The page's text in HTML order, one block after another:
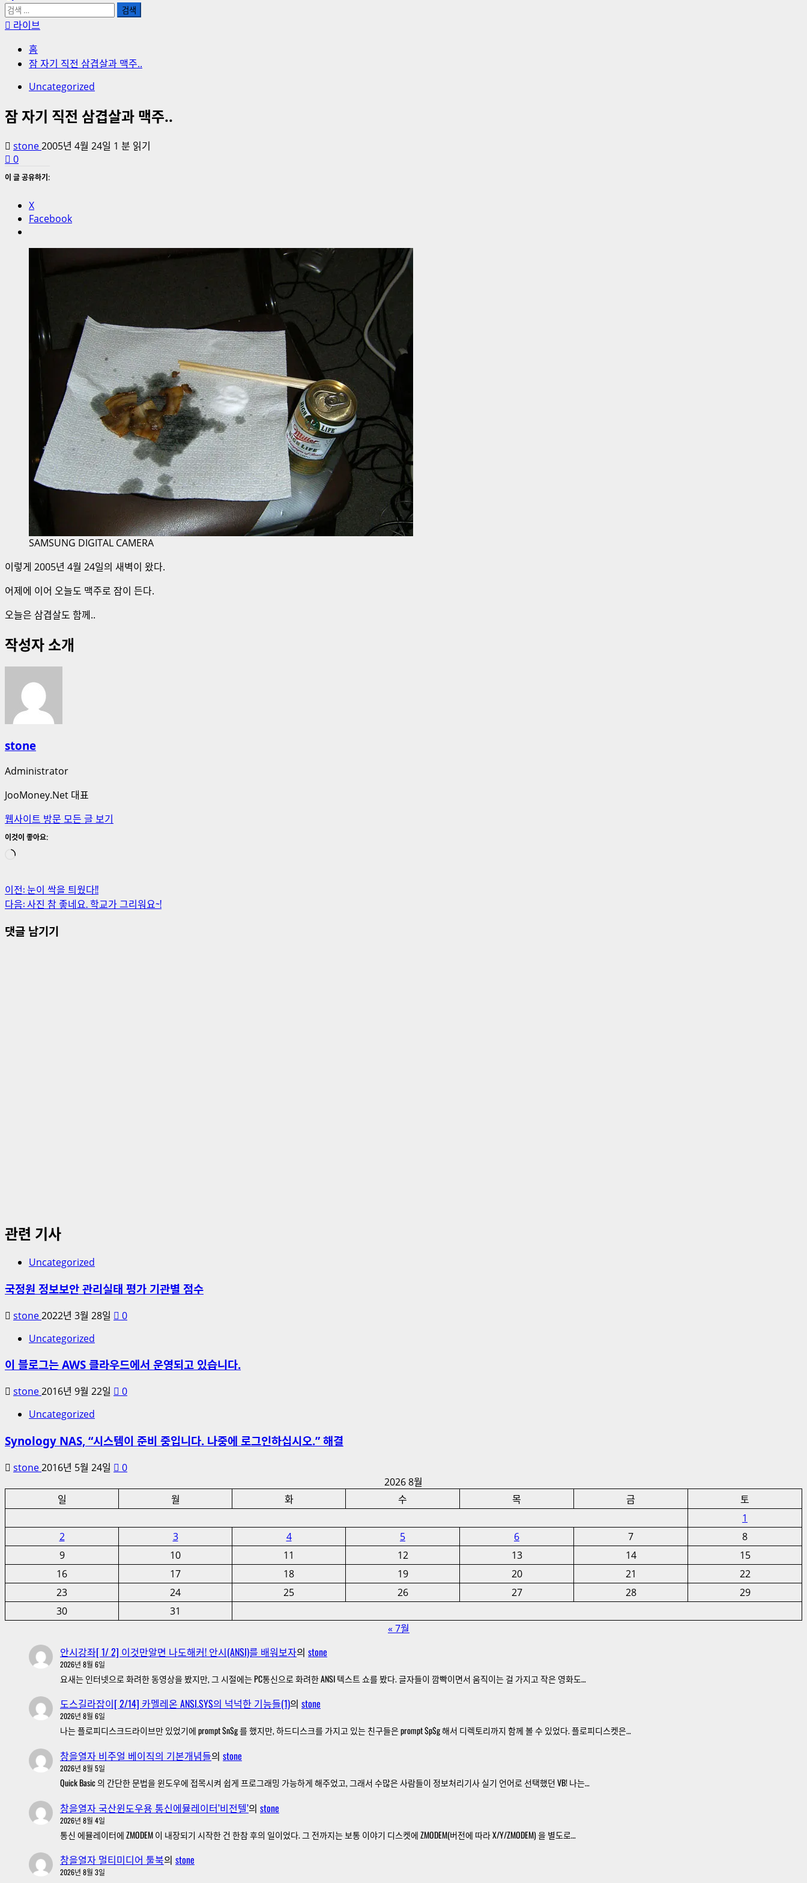
검
색:라이브
홈
잠 자기 직전 삼겹살과 맥주..
Uncategorized
잠 자기 직전 삼겹살과 맥주..
stone2005년 4월 24일 1 분 읽기
0
이 글 공유하기:
X
Facebook
SAMSUNG DIGITAL CAMERA
이렇게 2005년 4월 24일의 새벽이 왔다.
어제에 이어 오늘도 맥주로 잠이 든다.
오늘은 삼겹살도 함께..
작성자 소개
stone
Administrator
JooMoney.Net 대표
웹사이트 방문 모든 글 보기
이것이 좋아요:
로
중...
게
시
물
이전:눈이 싹을 틔웠다!!
다음:사진 참 좋네요. 학교가 그리워요~!
댓글 남기기
관련 기사
Uncategorized
국정원 정보보안 관리실태 평가 기관별 점수
stone2022년 3월 28일
0
Uncategorized
이 블로그는 AWS 클라우드에서 운영되고 있습니다.
stone2016년 9월 22일
0
Uncategorized
Synology NAS, “시스템이 준비 중입니다. 나중에 로그인하십시오.” 해결
stone2016년 5월 24일
0
2026 8월
일
월 화 수 목 금
토
1
2
3 4 5 6 7
8
9
10 11 12 13 14
15
16
17 18 19 20 21
22
23
24 25 26 27 28
29
30
31
« 7월
안시강좌[ 1/ 2] 이것만알면 나도해커! 안시(ANSI)를 배워보자의 stone
2026년 8월 6일
요새는 인터넷으로 화려한 동영상을 봤지만, 그 시절에는 PC통신으로 화려한 ANSI 텍스트 쇼를 봤다. 글자들이 깜빡이면서 움직이는 걸 가지고 작은 영화도…
도스길라잡이[ 2/14] 카멜레온 ANSI.SYS의 넉넉한 기능들(1)의 stone
2026년 8월 6일
나는 플로피디스크드라이브만 있었기에 prompt $n$g 를 했지만, 하드디스크를 가지고 있는 친구들은 prompt $p$g 해서 디렉토리까지 함께 볼 수 있었다. 플로피디스켓은…
창을열자 비주얼 베이직의 기본개념들의 stone
2026년 8월 5일
Quick Basic 의 간단한 문법을 윈도우에 접목시켜 쉽게 프로그래밍 가능하게 해주었고, 그래서 수많은 사람들이 정보처리기사 실기 언어로 선택했던 VB! 나는…
창을열자 국산윈도우용 통신에뮬레이터’비전텔’의 stone
2026년 8월 4일
통신 에뮬레이터에 ZMODEM 이 내장되기 시작한 건 한참 후의 일이었다. 그 전까지는 보통 이야기 디스켓에 ZMODEM(버전에 따라 X/Y/ZMODEM) 을 별도로…
창을열자 멀티미디어 툴북의 stone
2026년 8월 3일